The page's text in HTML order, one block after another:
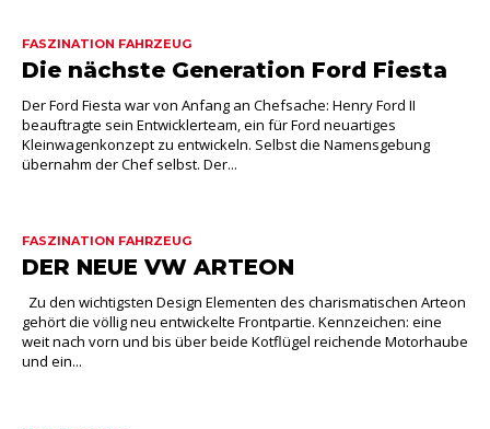
FASZINATION FAHRZEUG
Die nächste Generation Ford Fiesta
Der Ford Fiesta war von Anfang an Chefsache: Henry Ford II
beauftragte sein Entwicklerteam, ein für Ford neuartiges
Kleinwagenkonzept zu entwickeln. Selbst die Namensgebung
übernahm der Chef selbst. Der...
FASZINATION FAHRZEUG
DER NEUE VW ARTEON
Zu den wichtigsten Design Elementen des charismatischen Arteon
gehört die völlig neu entwickelte Frontpartie. Kennzeichen: eine
weit nach vorn und bis über beide Kotflügel reichende Motorhaube
und ein...